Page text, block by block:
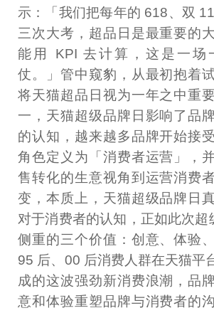
示：「我们把每年的 618、双
三次大考，超品日是最重要的
能用 KPI 去计算，这是一场
仗。」管中窥豹，从最初抱着
将天猫超品日视为一年之中重
一，天猫超级品牌日影响了品
的认知，越来越多品牌开始接
角色定义为「消费者运营」，
售转化的生意视角到运营消费
变，本质上，天猫超级品牌日
对于消费者的认知，正如此次超
侧重的三个价值：创意、体验
95 后、00 后消费人群在天猫平
成的这波强劲新消费浪潮，品
意和体验重塑品牌与消费者的